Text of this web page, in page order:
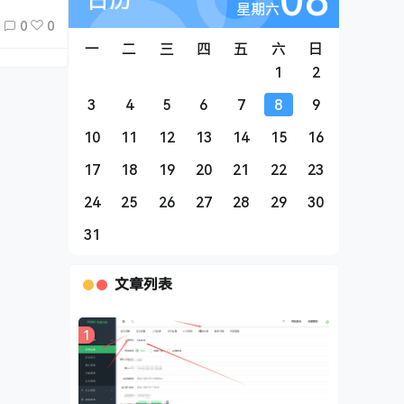
0 0
星期六
一 二 三 四 五 六
日
1
2
3
4 5 6 7 8
9
10
11 12 13 14 15
16
17
18 19 20 21 22
23
24
25 26 27 28 29
30
31
文章列表
1